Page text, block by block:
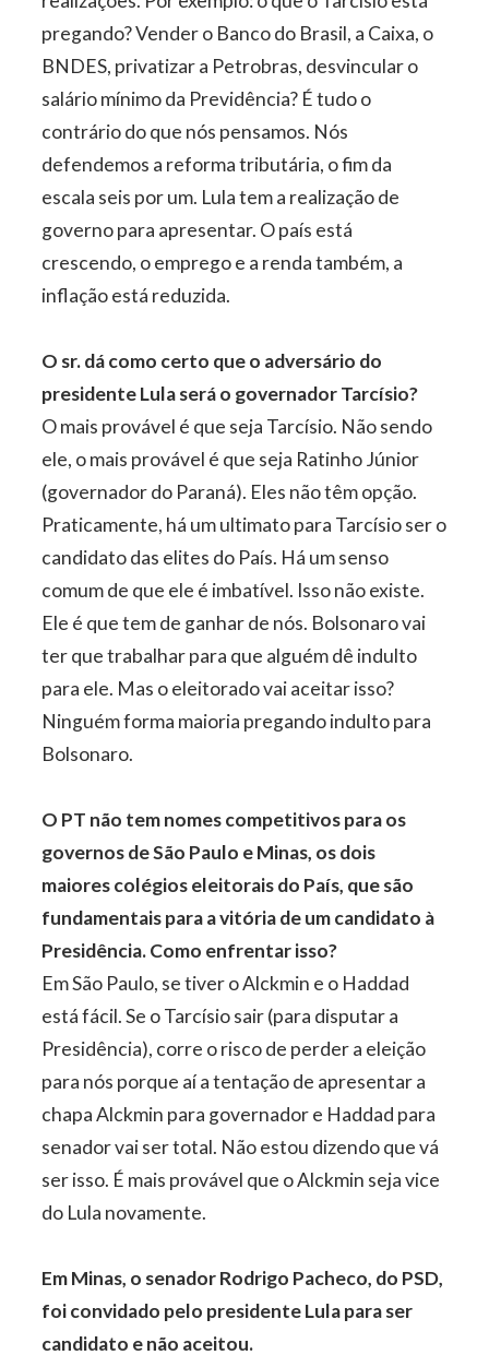
pregando? Vender o Banco do Brasil, a Caixa, o
BNDES, privatizar a Petrobras, desvincular o
salário mínimo da Previdência? É tudo o
contrário do que nós pensamos. Nós
defendemos a reforma tributária, o fim da
escala seis por um. Lula tem a realização de
governo para apresentar. O país está
crescendo, o emprego e a renda também, a
inflação está reduzida.
O sr. dá como certo que o adversário do
presidente Lula será o governador Tarcísio?
O mais provável é que seja Tarcísio. Não sendo
ele, o mais provável é que seja Ratinho Júnior
(governador do Paraná). Eles não têm opção.
Praticamente, há um ultimato para Tarcísio ser o
candidato das elites do País. Há um senso
comum de que ele é imbatível. Isso não existe.
Ele é que tem de ganhar de nós. Bolsonaro vai
ter que trabalhar para que alguém dê indulto
para ele. Mas o eleitorado vai aceitar isso?
Ninguém forma maioria pregando indulto para
Bolsonaro.
O PT não tem nomes competitivos para os
governos de São Paulo e Minas, os dois
maiores colégios eleitorais do País, que são
fundamentais para a vitória de um candidato à
Presidência. Como enfrentar isso?
Em São Paulo, se tiver o Alckmin e o Haddad
está fácil. Se o Tarcísio sair (para disputar a
Presidência), corre o risco de perder a eleição
para nós porque aí a tentação de apresentar a
chapa Alckmin para governador e Haddad para
senador vai ser total. Não estou dizendo que vá
ser isso. É mais provável que o Alckmin seja vice
do Lula novamente.
Em Minas, o senador Rodrigo Pacheco, do PSD,
foi convidado pelo presidente Lula para ser
candidato e não aceitou.